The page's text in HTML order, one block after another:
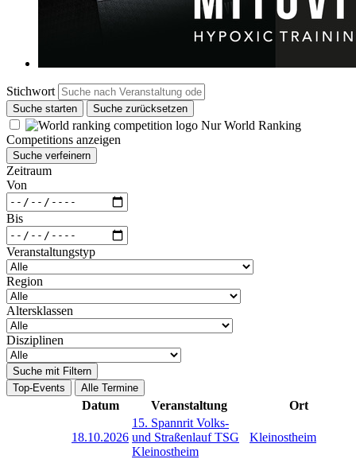
Stichwort
Suche starten Suche zurücksetzen
Nur World Ranking
Competitions anzeigen
Suche verfeinern
Zeitraum
Von
Bis
Veranstaltungstyp
Region
Altersklassen
Disziplinen
Suche mit Filtern
Top-Events
Alle Termine
Datum Veranstaltung Ort
18.10.2026
15. Spannrit Volks-
und Straßenlauf TSG
Kleinostheim
Kleinostheim